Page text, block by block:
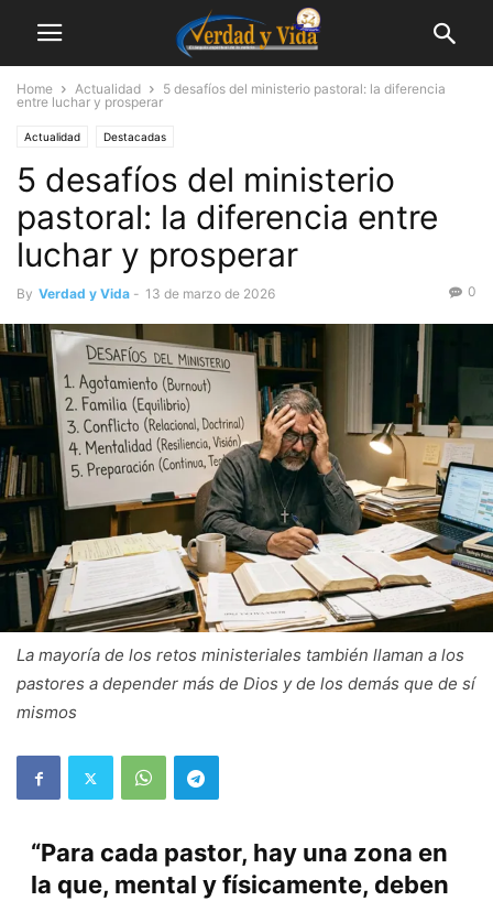
Home Actualidad
5 desafíos del ministerio pastoral: la diferencia
entre luchar y prosperar
Actualidad Destacadas
5 desafíos del ministerio
pastoral: la diferencia entre
luchar y prosperar
By Verdad y Vida - 13 de marzo de 2026 0
La mayoría de los retos ministeriales también llaman a los
pastores a depender más de Dios y de los demás que de sí
mismos
“Para cada pastor, hay una zona en
la que, mental y físicamente, deben